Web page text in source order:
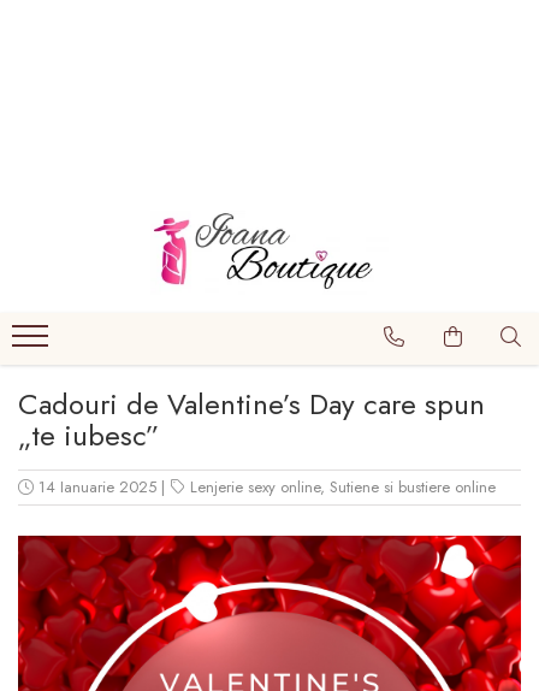
Boxeri brazilieni
Chiloti clasici
Chiloti tanga
Compleuri & body-uri
Costume de baie
Halate pareo
Maiouri dama
Sutiene
Cadouri de Valentine’s Day care spun
„te iubesc”
14 Ianuarie 2025 | Lenjerie sexy online, Sutiene si bustiere online